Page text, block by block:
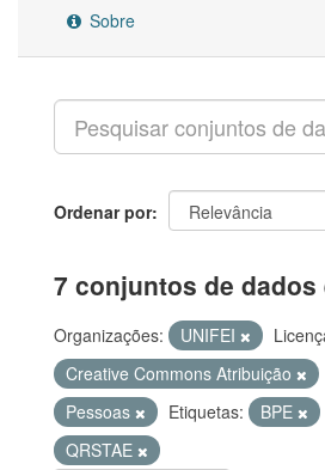
Sobre
Ordenar por
7 conjuntos de
Organizações: UNIFEI
Creative Commons Atribuição
Pessoas
Etiquetas: BPE
QRSTAE